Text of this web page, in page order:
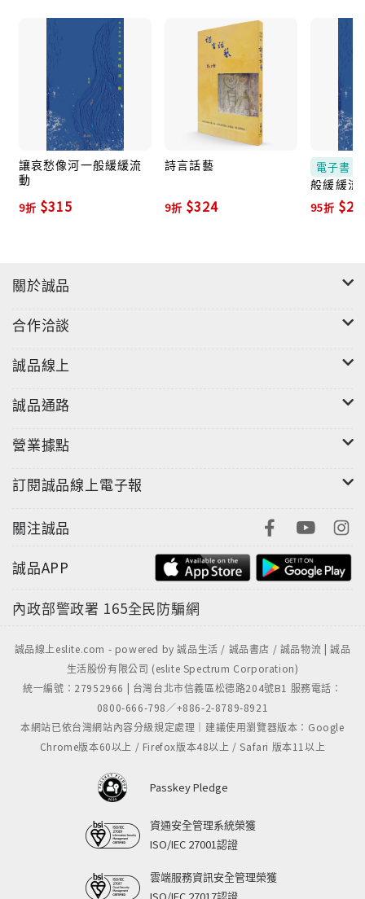
讓哀愁像河一般緩緩流
動
9折 $315
詩言話藝
9折 $324
電子書
般緩緩流
95折
關於誠品
合作洽談
誠品線上
誠品通路
營業據點
訂閱誠品線上電子報
關注誠品
誠品APP
內政部警政署 165全民防騙網
誠品線上eslite.com - powered by 誠品生活 / 誠品書店 / 誠品物流 | 誠品
生活股份有限公司 (eslite Spectrum Corporation)
統一編號：27952966 | 台灣台北市信義區松德路204號B1 服務電話：
0800-666-798／+886-2-8789-8921
本網站已依台灣網站內容分級規定處理｜建議使用瀏覽器版本：Google
Chrome版本60以上 / Firefox版本48以上 / Safari 版本11以上
Passkey Pledge
資通安全管理系統榮獲
ISO/IEC 27001認證
雲端服務資訊安全管理榮獲